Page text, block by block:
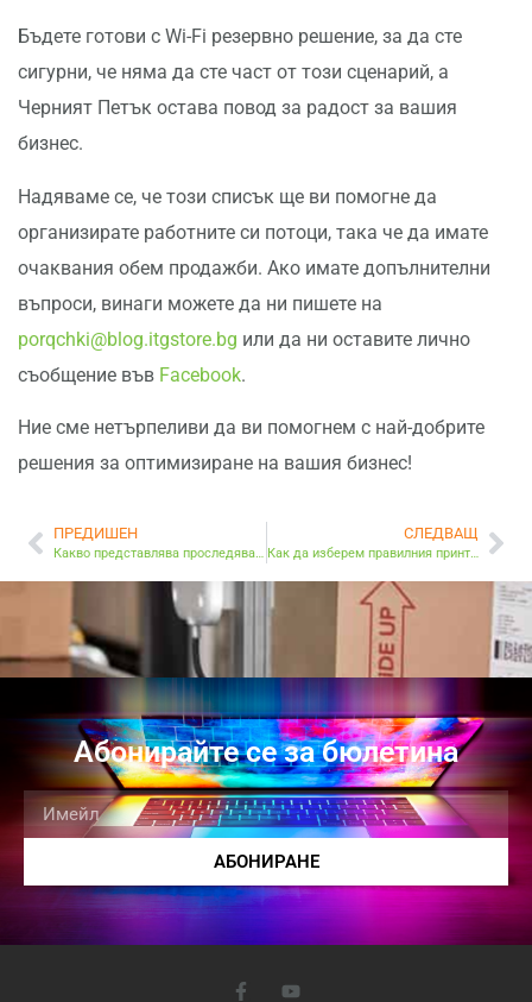
Бъдете готови с Wi-Fi резервно решение, за да сте
сигурни, че няма да сте част от този сценарий, а
Черният Петък остава повод за радост за вашия
бизнес.
Надяваме се, че този списък ще ви помогне да
организирате работните си потоци, така че да имате
очаквания обем продажби. Ако имате допълнителни
въпроси, винаги можете да ни пишете на
porqchki@blog.itgstore.bg или да ни оставите лично
съобщение във Facebook.
Ние сме нетърпеливи да ви помогнем с най-добрите
решения за оптимизиране на вашия бизнес!
ПРЕДИШЕН
Какво представлява проследяването на RFID активи и как работи?
СЛЕДВАЩ
Как да изберем правилния принтер за товарителница?
Абонирайте се за бюлетина
АБОНИРАНЕ